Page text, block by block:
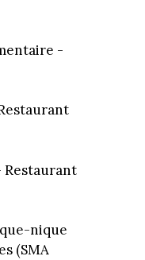
-
nique
(SMA